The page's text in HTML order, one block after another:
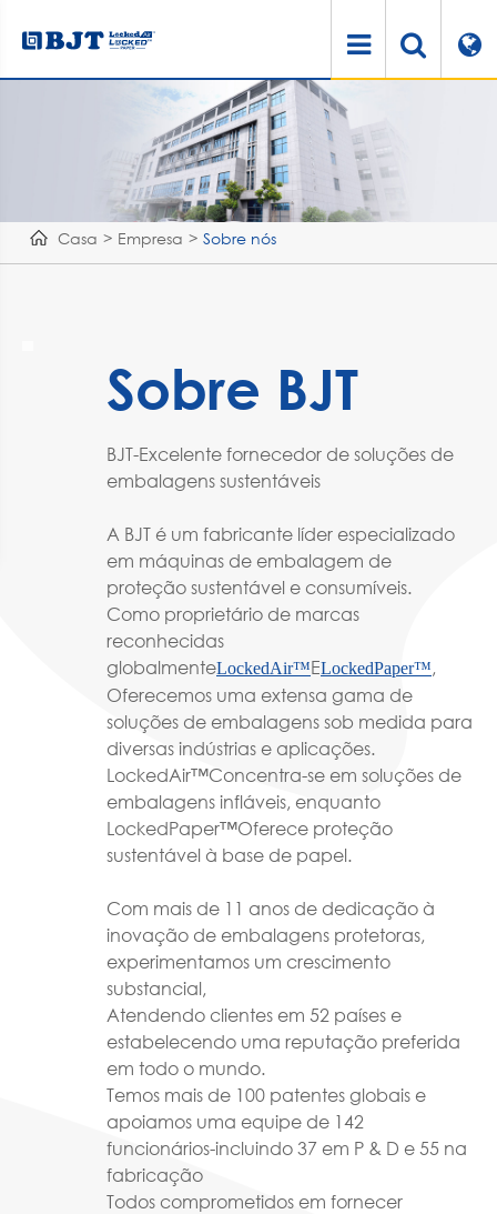
Casa Empresa Sobre nós
Sobre BJT
BJT-Excelente fornecedor de soluções de
embalagens sustentáveis
A BJT é um fabricante líder especializado
em máquinas de embalagem de
proteção sustentável e consumíveis.
Como proprietário de marcas
reconhecidas
globalmenteLockedAir™ELockedPaper™,
Oferecemos uma extensa gama de
soluções de embalagens sob medida para
diversas indústrias e aplicações.
LockedAir™Concentra-se em soluções de
embalagens infláveis, enquanto
LockedPaper™Oferece proteção
sustentável à base de papel.
Com mais de 11 anos de dedicação à
inovação de embalagens protetoras,
experimentamos um crescimento
substancial,
Atendendo clientes em 52 países e
estabelecendo uma reputação preferida
em todo o mundo.
Temos mais de 100 patentes globais e
apoiamos uma equipe de 142
funcionários-incluindo 37 em P & D e 55 na
fabricação
Todos comprometidos em fornecer